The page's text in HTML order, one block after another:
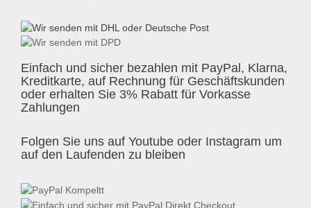
Einfach und sicher bezahlen mit PayPal, Klarna,
Kreditkarte, auf Rechnung für Geschäftskunden
oder erhalten Sie 3% Rabatt für Vorkasse
Zahlungen
Folgen Sie uns auf Youtube oder Instagram um
auf den Laufenden zu bleiben